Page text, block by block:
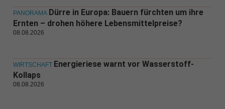
PANORAMA Dürre in Europa: Bauern fürchten um ihre
Ernten – drohen höhere Lebensmittelpreise?
08.08.2026
WIRTSCHAFT Energieriese warnt vor Wasserstoff-
Kollaps
08.08.2026